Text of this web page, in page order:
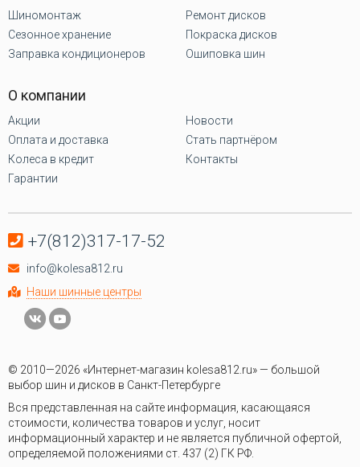
Шиномонтаж
Сезонное хранение
Заправка кондиционеров
Ремонт дисков
Покраска дисков
Ошиповка шин
О компании
Акции
Оплата и доставка
Колеса в кредит
Гарантии
Новости
Стать партнёром
Контакты
+7(812)317-17-52
info@kolesa812.ru
Наши шинные центры
© 2010—2026 «Интернет-магазин kolesa812.ru» — большой
выбор шин и дисков в Санкт-Петербурге
Вся представленная на сайте информация, касающаяся
стоимости, количества товаров и услуг, носит
информационный характер и не является публичной офертой,
определяемой положениями ст. 437 (2) ГК РФ.